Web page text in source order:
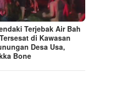
Terjebak Air Bah
di Kawasan
Desa Usa,
Bone